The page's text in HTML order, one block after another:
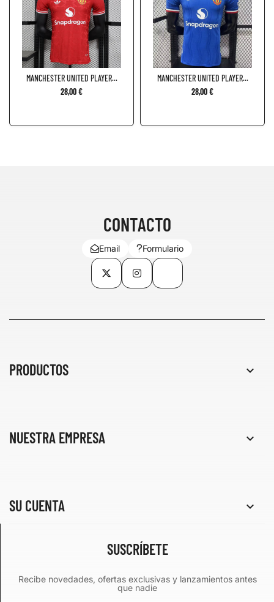
MANCHESTER UNITED PLAYER...
28,00 €
MANCHESTER UNITED PLAYER...
28,00 €
CONTACTO
Email Formulario
Twitter InstagramTikTok
PRODUCTOS 
NUESTRA EMPRESA 
SU CUENTA 
SUSCRÍBETE
Recibe novedades, ofertas exclusivas y lanzamientos antes
que nadie